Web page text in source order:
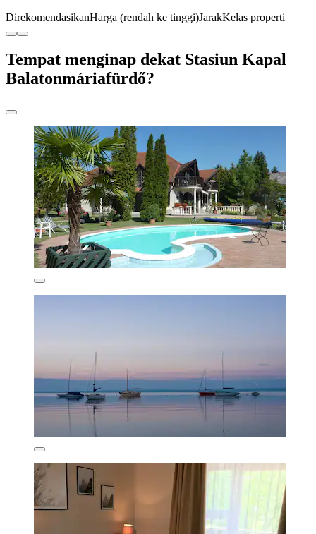
DirekomendasikanHarga (rendah ke tinggi)JarakKelas properti
Tempat menginap dekat Stasiun Kapal
Balatonmáriafürdő?